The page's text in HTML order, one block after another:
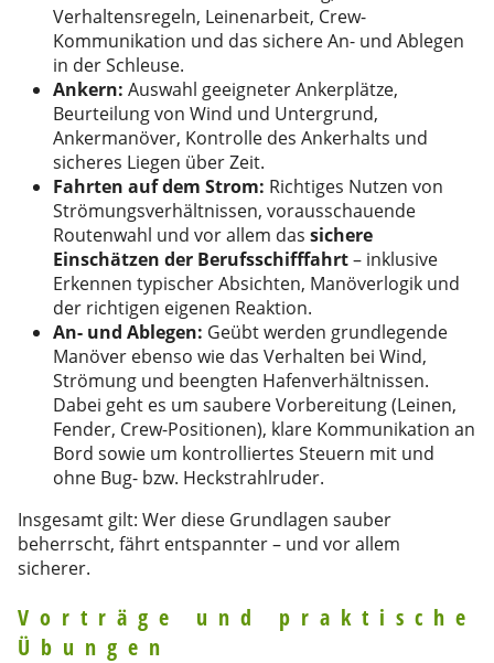
Verhaltensregeln, Leinenarbeit, Crew-
Kommunikation und das sichere An- und Ablegen
in der Schleuse.
Ankern: Auswahl geeigneter Ankerplätze,
Beurteilung von Wind und Untergrund,
Ankermanöver, Kontrolle des Ankerhalts und
sicheres Liegen über Zeit.
Fahrten auf dem Strom: Richtiges Nutzen von
Strömungsverhältnissen, vorausschauende
Routenwahl und vor allem das sichere
Einschätzen der Berufsschifffahrt– inklusive
Erkennen typischer Absichten, Manöverlogik und
der richtigen eigenen Reaktion.
An- und Ablegen: Geübt werden grundlegende
Manöver ebenso wie das Verhalten bei Wind,
Strömung und beengten Hafenverhältnissen.
Dabei geht es um saubere Vorbereitung (Leinen,
Fender, Crew-Positionen), klare Kommunikation an
Bord sowie um kontrolliertes Steuern mit und
ohne Bug- bzw. Heckstrahlruder.
Insgesamt gilt: Wer diese Grundlagen sauber
beherrscht, fährt entspannter – und vor allem
sicherer.
Vorträge und praktische
Übungen